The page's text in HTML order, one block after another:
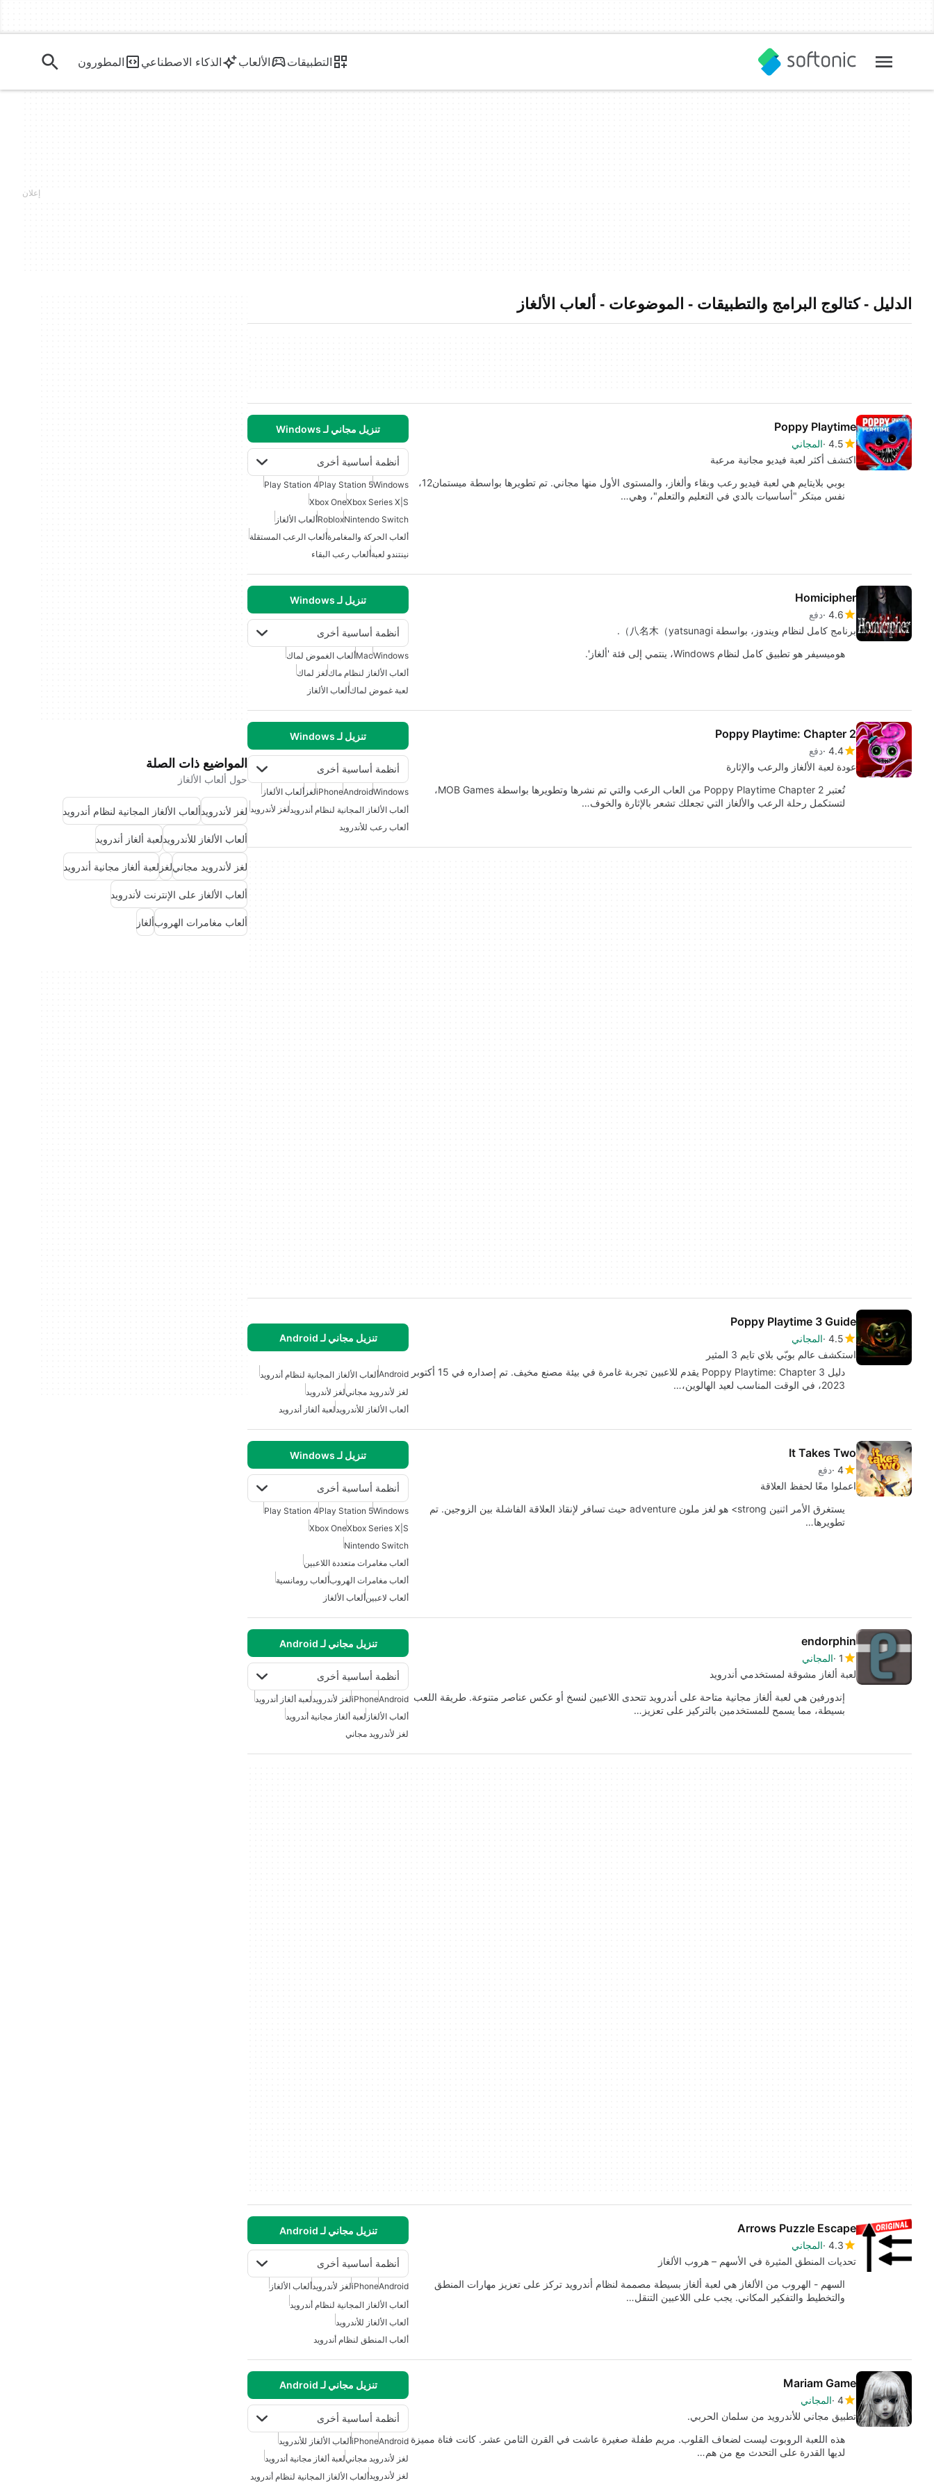
التطبيقات الألعاب الذكاء الاصطناعي المطورون
الدليل - كتالوج البرامج والتطبيقات - الموضوعات - ألعاب الألغاز
Poppy Playtime
4.5 المجاني
اكتشف أكثر لعبة فيديو مجانية مرعبة
تنزيل مجاني لـ Windows
أنظمة أساسية أخرى
بوبي بلايتايم هي لعبة فيديو رعب وبقاء وألغاز، والمستوى الأول منها مجاني. تم تطويرها بواسطة ميستمان12،
نفس مبتكر "أساسيات بالدي في التعليم والتعلم"، وهي…
Windows
Play Station 5
Play Station 4
Xbox Series X|S
Xbox One
Nintendo Switch
Robloxألعاب الألغاز
ألعاب الحركة والمغامرةألعاب الرعب المستقلة
نينتندو لعبةألعاب رعب البقاء
Homicipher
4.6 دفع
برنامج كامل لنظام ويندوز، بواسطة 八名木（yatsunagi）.
تنزيل لـ Windows
أنظمة أساسية أخرى
هوميسيفر هو تطبيق كامل لنظام Windows، ينتمي إلى فئة 'ألغاز'.
Windows
Macألعاب الغموض لماك
ألعاب الألغاز لنظام ماكلغز لماك
لعبة غموض لماكألعاب الألغاز
Poppy Playtime: Chapter 2
4.4 دفع
عودة لعبة الألغاز والرعب والإثارة
تنزيل لـ Windows
أنظمة أساسية أخرى
تُعتبر Poppy Playtime Chapter 2 من العاب الرعب والتي تم نشرها وتطويرها بواسطة MOB Games،
لتستكمل رحلة الرعب والألغاز التي تجعلك تشعر بالإثارة والخوف…
Windows
Android
iPhoneلغز ألعاب الألغاز
ألعاب الألغاز المجانية لنظام أندرويدلغز لأندرويد
ألعاب رعب للأندرويد
Poppy Playtime 3 Guide
4.5 المجاني
استكشف عالم بوبّي بلاي تايم 3 المثير
تنزيل مجاني لـ Android
دليل Poppy Playtime: Chapter 3 يقدم للاعبين تجربة غامرة في بيئة مصنع مخيف. تم إصداره في 15 أكتوبر
2023، في الوقت المناسب لعيد الهالوين،…
Androidألعاب الألغاز المجانية لنظام أندرويد
لغز لأندرويد مجانيلغز لأندرويد
ألعاب الألغاز للأندرويدلعبة ألغاز أندرويد
It Takes Two
4 دفع
اعملوا معًا لحفظ العلاقة
تنزيل لـ Windows
أنظمة أساسية أخرى
يستغرق الأمر اثنين strong> هو لغز ملون adventure حيث تسافر لإنقاذ العلاقة الفاشلة بين الزوجين. تم
تطويرها…
Windows
Play Station 5
Play Station 4
Xbox Series X|S
Xbox One
Nintendo Switch
ألعاب مغامرات متعددة اللاعبين
ألعاب مغامرات الهروبألعاب رومانسية
ألعاب لاعبينألعاب الألغاز
endorphin
1 المجاني
لعبة ألغاز مشوقة لمستخدمي أندرويد
تنزيل مجاني لـ Android
أنظمة أساسية أخرى
إندورفين هي لعبة ألغاز مجانية متاحة على أندرويد تتحدى اللاعبين لنسخ أو عكس عناصر متنوعة. طريقة اللعب
بسيطة، مما يسمح للمستخدمين بالتركيز على تعزيز…
Android
iPhoneلغز لأندرويدلعبة ألغاز أندرويد
ألعاب الألغاز لعبة ألغاز مجانية أندرويد
لغز لأندرويد مجاني
Arrows Puzzle Escape
4.3 المجاني
تحديات المنطق المثيرة في الأسهم – هروب الألغاز
تنزيل مجاني لـ Android
أنظمة أساسية أخرى
السهم - الهروب من الألغاز هي لعبة ألغاز بسيطة مصممة لنظام أندرويد تركز على تعزيز مهارات المنطق
والتخطيط والتفكير المكاني. يجب على اللاعبين التنقل…
Android
iPhoneلغز لأندرويدألعاب الألغاز
ألعاب الألغاز المجانية لنظام أندرويد
ألعاب الألغاز للأندرويد
ألعاب المنطق لنظام أندرويد
Mariam Game
4 المجاني
تطبيق مجاني للأندرويد من سلمان الحربي.
تنزيل مجاني لـ Android
أنظمة أساسية أخرى
هذه اللعبة الروبوت ليست لضعاف القلوب. مريم طفلة صغيرة عاشت في القرن الثامن عشر. كانت فتاة مميزة
لديها القدرة على التحدث مع من هم…
Android
iPhoneألعاب الألغاز للأندرويد
لغز لأندرويد مجانيلعبة ألغاز مجانية أندرويد
لغز لأندرويدألعاب الألغاز المجانية لنظام أندرويد
المواضيع ذات الصلة
حول ألعاب الألغاز
لغز لأندرويدألعاب الألغاز المجانية لنظام أندرويد
ألعاب الألغاز للأندرويدلعبة ألغاز أندرويد
لغز لأندرويد مجانيلغز لعبة ألغاز مجانية أندرويد
ألعاب الألغاز على الإنترنت لأندرويد
ألعاب مغامرات الهروبألغاز